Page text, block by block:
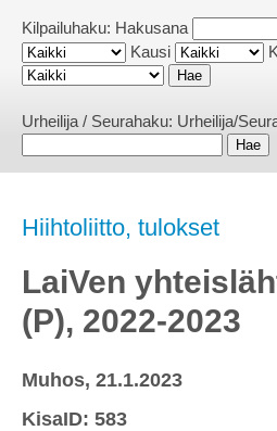
Kilpailuhaku: Hakusana
Kausi
Urheilija / Seurahaku: Urheilija/
Hiihtoliitto, tulokset
LaiVen
(P), 2022-2023
Muhos, 21.1.2023
KisaID: 583